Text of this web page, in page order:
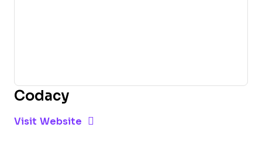
Codacy
Visit Website Opens New Window